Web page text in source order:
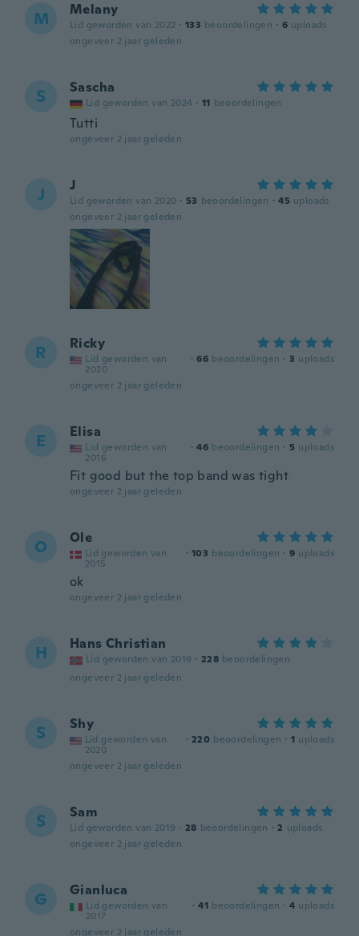
M Melany
Lid geworden van 2022 · 133 beoordelingen · 6 uploads
ongeveer 2 jaar geleden
S Sascha
Lid geworden van 2024 · 11 beoordelingen
Tutti
ongeveer 2 jaar geleden
J J
Lid geworden van 2020 · 53 beoordelingen · 45 uploads
ongeveer 2 jaar geleden
R Ricky
Lid geworden van
2020
· 66 beoordelingen · 3 uploads
ongeveer 2 jaar geleden
E Elisa
Lid geworden van
2016
· 46 beoordelingen · 5 uploads
Fit good but the top band was tight
ongeveer 2 jaar geleden
O Ole
Lid geworden van
2015
· 103 beoordelingen · 9 uploads
ok
ongeveer 2 jaar geleden
H Hans Christian
Lid geworden van 2019 · 228 beoordelingen
ongeveer 2 jaar geleden
S Shy
Lid geworden van
2020
· 220 beoordelingen · 1 uploads
ongeveer 2 jaar geleden
S Sam
Lid geworden van 2019 · 28 beoordelingen · 2 uploads
ongeveer 2 jaar geleden
G Gianluca
Lid geworden van
2017
· 41 beoordelingen · 4 uploads
ongeveer 2 jaar geleden